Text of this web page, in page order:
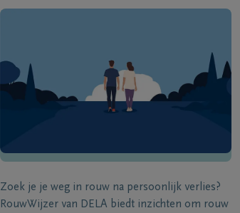
Zoek je je weg in rouw na persoonlijk verlies?
RouwWijzer van DELA biedt inzichten om rouw